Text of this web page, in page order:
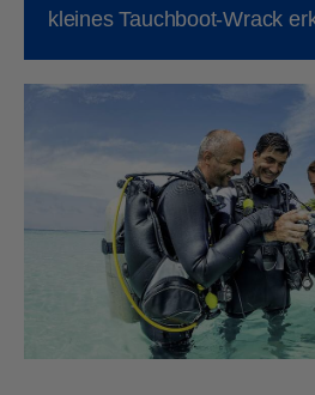
kleines Tauchboot-Wrack